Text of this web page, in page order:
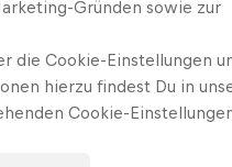
Gründen sowie zur
die Cookie-Einstellungen
hierzu findest Du in
Cookie-